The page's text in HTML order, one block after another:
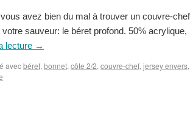
avez bien du mal à trouver un couvre-chef
sauveur: le béret profond. 50% acrylique,
lecture →
avecbéret, bonnet, côte 2/2, couvre-chef, jersey envers,